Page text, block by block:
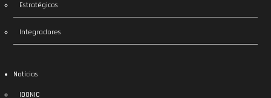
Estratégicos
Integradores
Notícias
IDONIC